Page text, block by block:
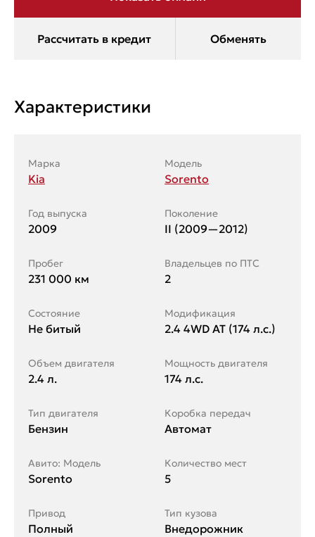
Характеристики
Марка
Kia
Модель
Sorento
Год выпуска
2009
Поколение
II (2009—2012)
Пробег
231 000 км
Владельцев по ПТС
2
Состояние
Не битый
Модификация
2.4 4WD AT (174 л.с.)
Объем двигателя
2.4 л.
Мощность двигателя
174 л.с.
Тип двигателя
Бензин
Коробка передач
Автомат
Авито: Модель
Sorento
Количество мест
5
Привод
Полный
Тип кузова
Внедорожник